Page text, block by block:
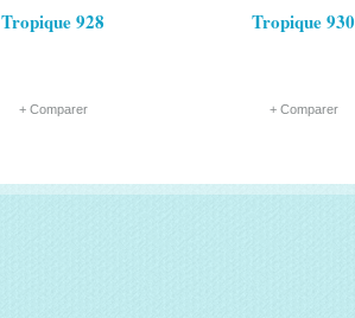
Tropique 928
+ Comparer
Tropique 930
+ Comparer